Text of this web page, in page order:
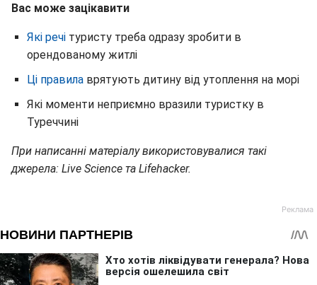
Вас може зацікавити
Які речі туристу треба одразу зробити в
орендованому житлі
Ці правила врятують дитину від утоплення на морі
Які моменти неприємно вразили туристку в
Туреччині
При написанні матеріалу використовувалися такі
джерела: Live Science та Lifehacker.